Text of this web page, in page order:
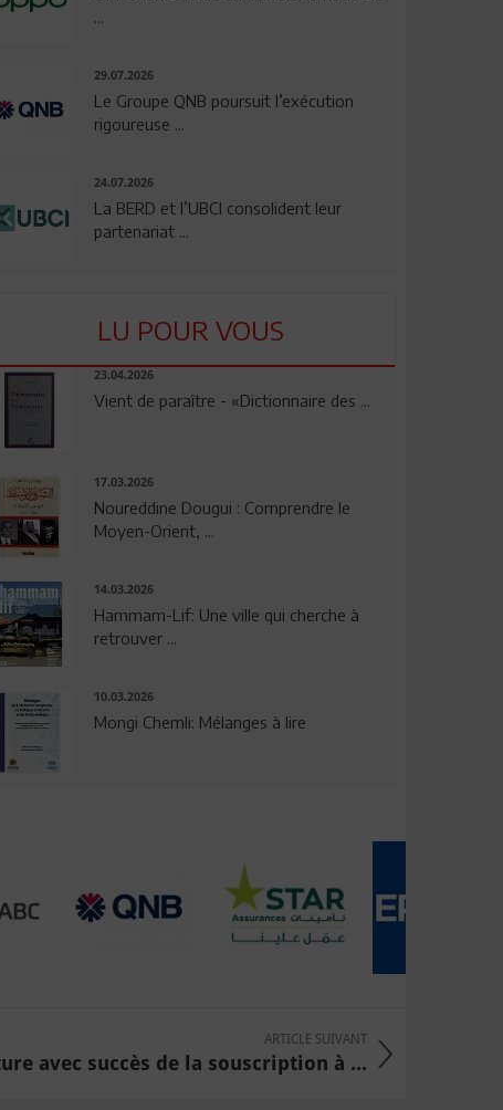
29.07.2026
Le Groupe QNB poursuit l’exécution
rigoureuse ...
24.07.2026
La BERD et l’UBCI consolident leur
partenariat ...
LU POUR VOUS
23.04.2026
Vient de paraître - «Dictionnaire des ...
17.03.2026
Noureddine Dougui : Comprendre le
Moyen-Orient, ...
14.03.2026
Hammam-Lif: Une ville qui cherche à
retrouver ...
10.03.2026
Mongi Chemli: Mélanges à lire
ARTICLE SUIVANT
avec succès de la souscription à ...